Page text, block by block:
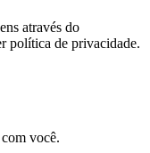
através do
política de privacidade.
você.